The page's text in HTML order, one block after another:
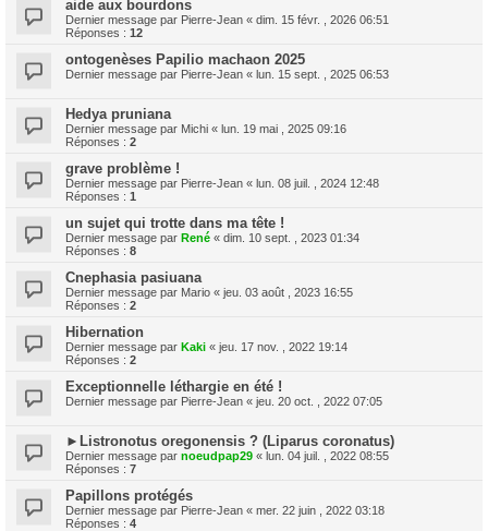
aide aux bourdons
Dernier message par Pierre-Jean « dim. 15 févr. , 2026 06:51
Réponses : 12
ontogenèses Papilio machaon 2025
Dernier message par Pierre-Jean « lun. 15 sept. , 2025 06:53
Hedya pruniana
Dernier message par Michi « lun. 19 mai , 2025 09:16
Réponses : 2
grave problème !
Dernier message par Pierre-Jean « lun. 08 juil. , 2024 12:48
Réponses : 1
un sujet qui trotte dans ma tête !
Dernier message par René « dim. 10 sept. , 2023 01:34
Réponses : 8
Cnephasia pasiuana
Dernier message par Mario « jeu. 03 août , 2023 16:55
Réponses : 2
Hibernation
Dernier message par Kaki « jeu. 17 nov. , 2022 19:14
Réponses : 2
Exceptionnelle léthargie en été !
Dernier message par Pierre-Jean « jeu. 20 oct. , 2022 07:05
►Listronotus oregonensis ? (Liparus coronatus)
Dernier message par noeudpap29 « lun. 04 juil. , 2022 08:55
Réponses : 7
Papillons protégés
Dernier message par Pierre-Jean « mer. 22 juin , 2022 03:18
Réponses : 4